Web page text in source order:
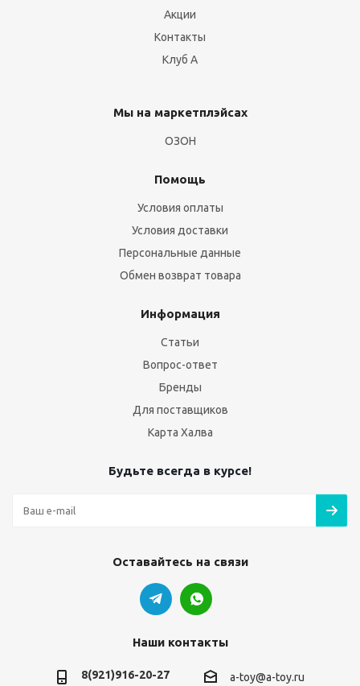
Акции
Контакты
Клуб А
Мы на маркетплэйсах
ОЗОН
Помощь
Условия оплаты
Условия доставки
Персональные данные
Обмен возврат товара
Информация
Статьи
Вопрос-ответ
Бренды
Для поставщиков
Карта Халва
Будьте всегда в курсе!
Оставайтесь на связи
Наши контакты
8(921)916-20-27 a-toy@a-toy.ru